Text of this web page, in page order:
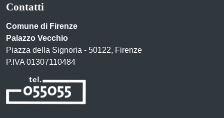
Contatti
Comune di Firenze
Palazzo Vecchio
Piazza della Signoria - 50122, Firenze
P.IVA 01307110484